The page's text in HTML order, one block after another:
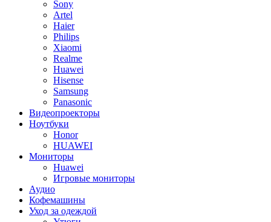
Sony
Artel
Haier
Philips
Xiaomi
Realme
Huawei
Hisense
Samsung
Panasonic
Видеопроекторы
Ноутбуки
Honor
HUAWEI
Мониторы
Huawei
Игровые мониторы
Аудио
Кофемашины
Уход за одеждой